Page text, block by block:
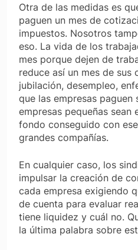
Otra de las medidas es
paguen un mes de
impuestos. Nosotros
eso. La vida de los
mes porque dejen de
reduce así un mes de sus
jubilación, desempleo,
que las empresas paguen
empresas pequeñas sean
fondo conseguido con
grandes compañías.
En cualquier caso, los
impulsar la creación de
cada empresa exigiendo
de cuenta para evaluar
tiene liquidez y cuál no.
la última palabra sobre